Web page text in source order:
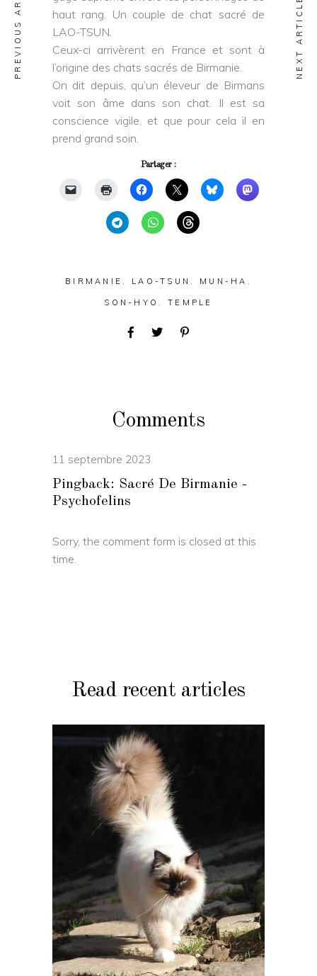
haut rang. Un couple de chat sacré de
LAO-TSUN.
Ceux-ci arrivèrent en France et sont à
l’origine des chats sacrés de Birmanie.
On dit depuis, qu’un éleveur de Birmans
voit son âme dans son chat. Il est sa
conscience vigile, et que pour cela il en
prend grand soin.
Partager :
BIRMANIE , LAO-TSUN , MUN-HA ,
SON-HYO , TEMPLE
NEXT ARTICLE
Comments
11 septembre 2023
Pingback: Sacré De Birmanie -
Psychofelins
Sorry, the comment form is closed at this
time.
Read recent articles